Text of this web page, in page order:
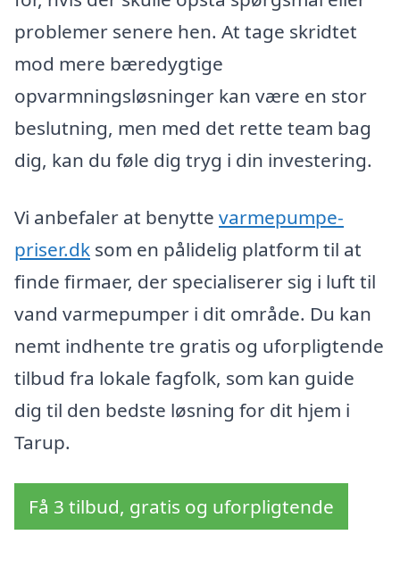
problemer senere hen. At tage skridtet
mod mere bæredygtige
opvarmningsløsninger kan være en stor
beslutning, men med det rette team bag
dig, kan du føle dig tryg i din investering.
Vi anbefaler at benytte varmepumpe-
priser.dk som en pålidelig platform til at
finde firmaer, der specialiserer sig i luft til
vand varmepumper i dit område. Du kan
nemt indhente tre gratis og uforpligtende
tilbud fra lokale fagfolk, som kan guide
dig til den bedste løsning for dit hjem i
Tarup.
Få 3 tilbud, gratis og uforpligtende